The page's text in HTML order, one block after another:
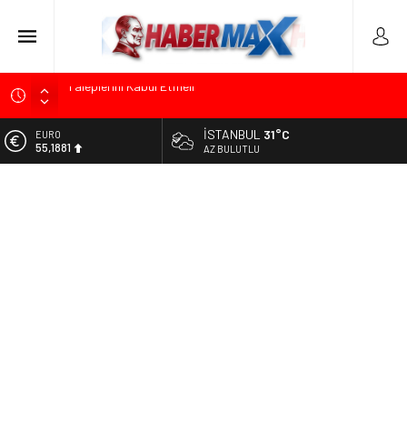
TOKDEF Başkanı Fevzi Can Büşürüm’de Sert Konuştu: “Bu
Çevrecik Büşürüm Yayla Şenliği’nde Siyaset ve Memleket
ALTIN
6.660,55
İSTANBUL 31°C
AZ BULUTLU